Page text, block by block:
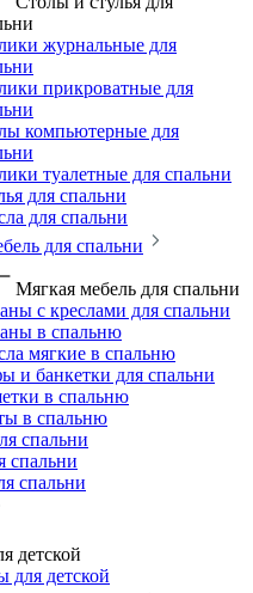
журнальные для
прикроватные для
компьютерные для
туалетные для спальни
для спальни
для спальни
для спальни
Мягкая мебель для спальни
с креслами для спальни
в спальню
мягкие в спальню
и банкетки для спальни
в спальню
в спальню
спальни
спальни
спальни
детской
для детской